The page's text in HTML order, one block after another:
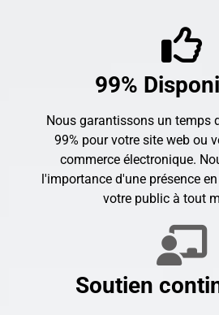
99%
Nous garantissons un temps
99% pour votre site web ou
commerce électronique.
l'importance d'une présence
votre public à tout
Soutien